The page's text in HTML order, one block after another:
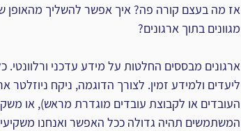
אז מה בעצם קורה פה? איך אפשר להשליך מהאופן
מגוונים בתוך ארגונים?
ארגונים מבססים החלטות על מידע עדכני ורלוונטי.
ליעדים ולמידע זמין. לצורך הדוגמה, ניקח ניוזלטר
העובדים או לקבוצת עובדים מוגדרת מראש), או
המשתמשים תהיה גדולה ככל האפשר ואנחנו